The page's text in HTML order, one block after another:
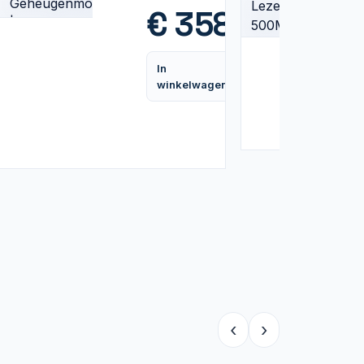
€ 358,99
In
winkelwagen
‹ ›